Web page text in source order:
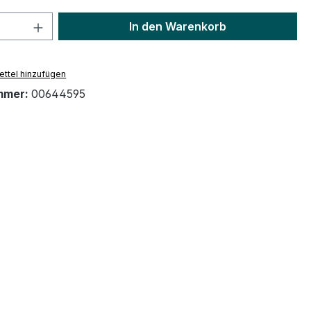
Anzahl: Gib den gewünschten Wert
In den Warenkorb
hinzufügen
00644595